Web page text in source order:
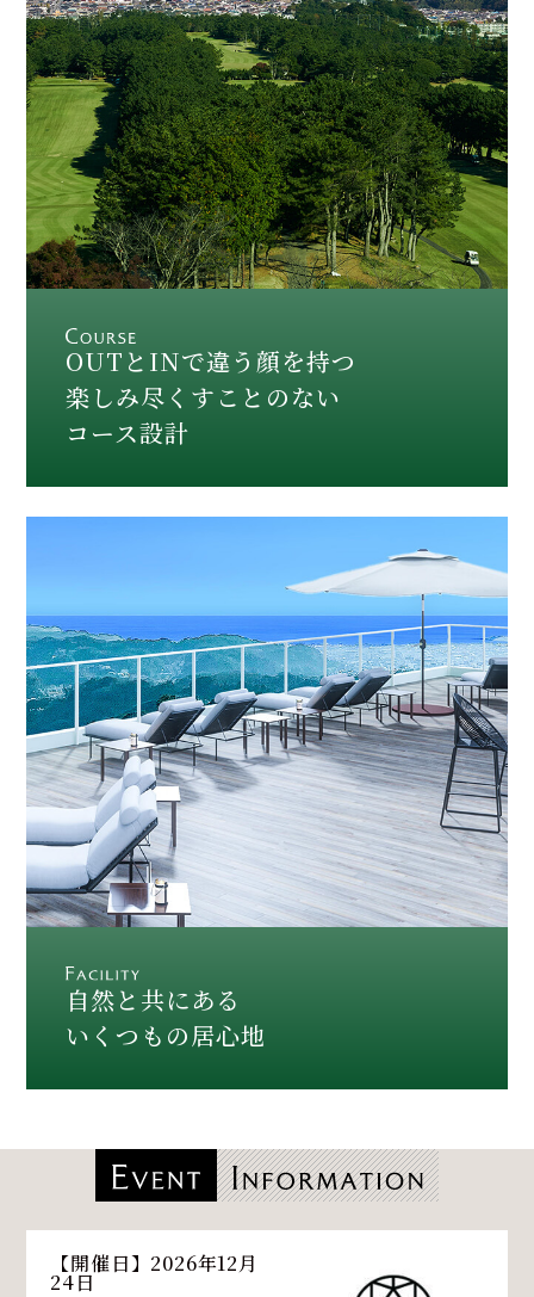
OUTとINで違う顔を持つ
楽しみ尽くすことのない
コース設計
自然と共にある
いくつもの居心地
【開催日】2026年12月
24日